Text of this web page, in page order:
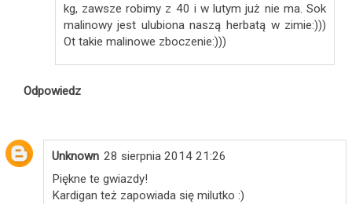
kg, zawsze robimy z 40 i w lutym już nie ma. Sok
malinowy jest ulubiona naszą herbatą w zimie:)))
Ot takie malinowe zboczenie:)))
Odpowiedz
Unknown 28 sierpnia 2014 21:26
Piękne te gwiazdy!
Kardigan też zapowiada się milutko :)